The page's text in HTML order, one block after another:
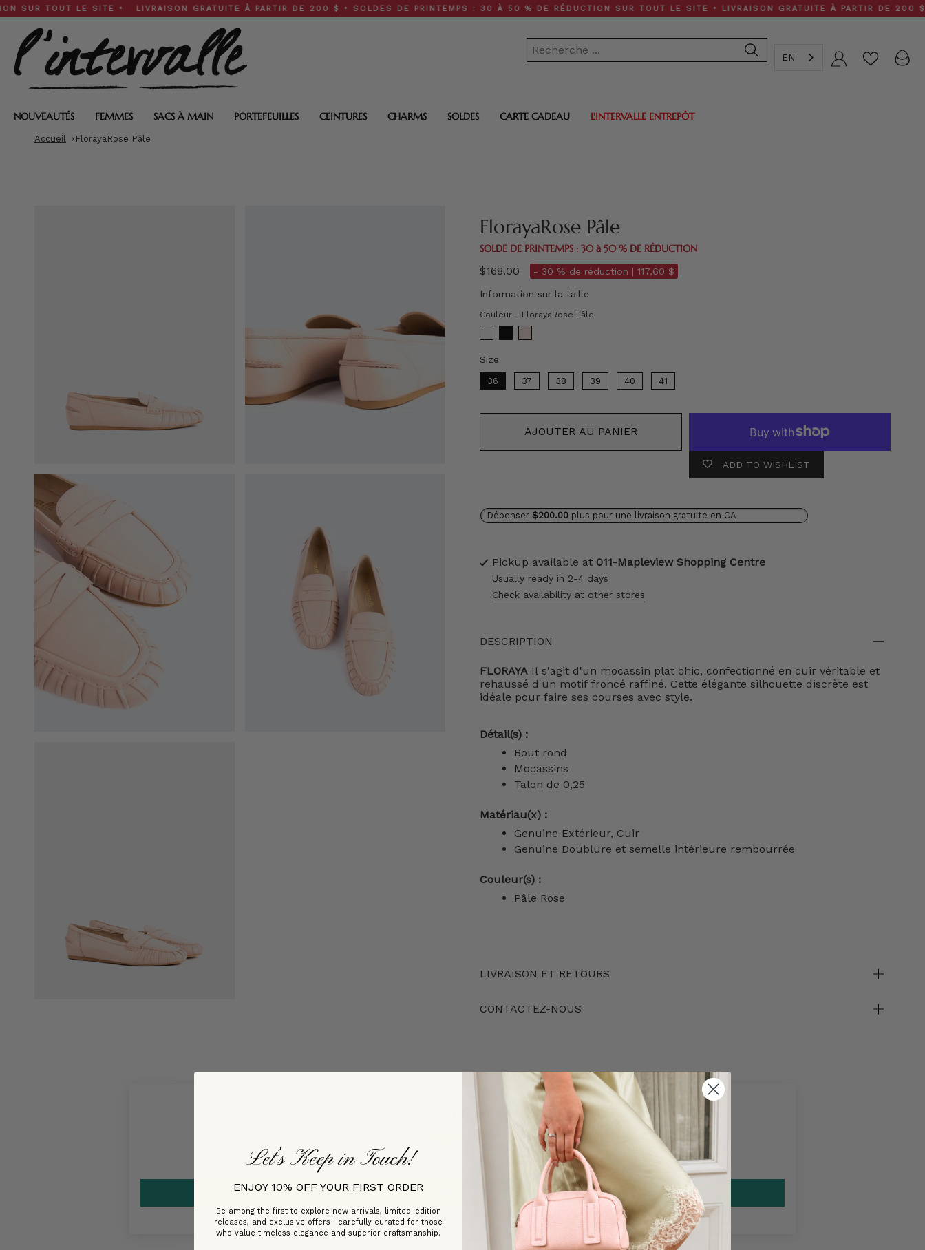
Skip
to
content
LE SITE • LIVRAISON GRATUITE À PARTIR DE 200 $ • SOLDES DE PRINTEMPS : 30 À 50 % DE RÉDUCTION SUR TOUT LE SITE • LIVRAISON GRATUITE À PARTIR DE 200 $
EN Compte
NOUVEAUTÉS FEMMES SACS À MAIN PORTEFEUILLES CEINTURES CHARMS SOLDES CARTE CADEAU L'INTERVALLE ENTREPÔT
Accueil FlorayaRose Pâle
FlorayaRose Pâle
SOLDE DE PRINTEMPS : 30 à 50 % DE RÉDUCTION
$168.00 - 30 % de réduction | 117,60 $
Information sur la taille
Couleur - FlorayaRose Pâle
Size
36 37 38 39 40 41
AJOUTER AU PANIER
ADD TO WISHLIST
Dépenser $200.00 plus pour une livraison gratuite en CA
Pickup available at 011-Mapleview Shopping Centre
Usually ready in 2-4 days
Check availability at other stores
DESCRIPTION
FLORAYA Il s'agit d'un mocassin plat chic, confectionné en cuir véritable et
rehaussé d'un motif froncé raffiné. Cette élégante silhouette discrète est
idéale pour faire ses courses avec style.
Détail(s) :
Bout rond
Mocassins
Talon de 0,25
Matériau(x) :
Genuine Extérieur, Cuir
Genuine Doublure et semelle intérieure rembourrée
Couleur(s) :
Pâle Rose
LIVRAISON ET RETOURS
CONTACTEZ-NOUS
Customer Reviews
Be the first to write a review
Let’s Keep in Touch!
ENJOY 10% OFF YOUR FIRST ORDER
Be among the first to explore new arrivals, limited-edition
releases, and exclusive offers—carefully curated for those
who value timeless elegance and superior craftsmanship.